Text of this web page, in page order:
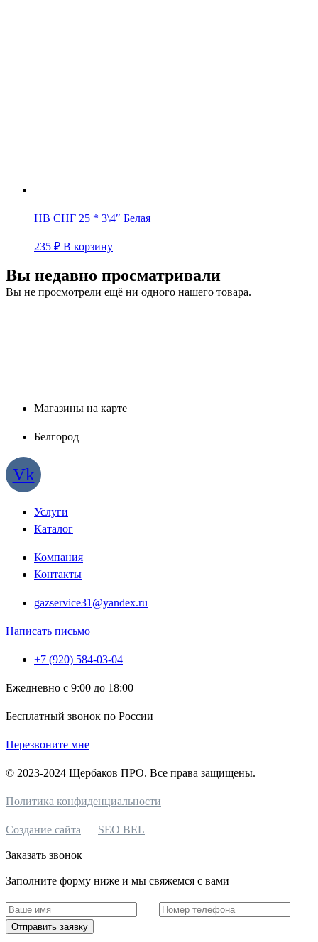
НВ СНГ 25 * 3\4″ Белая
235 ₽ В корзину
Вы недавно просматривали
Вы не просмотрели ещё ни одного нашего товара.
Магазины на карте
Белгород
Vk
Услуги
Каталог
Компания
Контакты
gazservice31@yandex.ru
Написать письмо
+7 (920) 584-03-04
Ежедневно с 9:00 до 18:00
Бесплатный звонок по России
Перезвоните мне
© 2023-2024 Щербаков ПРО. Все права защищены.
Политика конфиденциальности
Создание сайта — SEO BEL
Заказать звонок
Заполните форму ниже и мы свяжемся с вами
Отправить заявку